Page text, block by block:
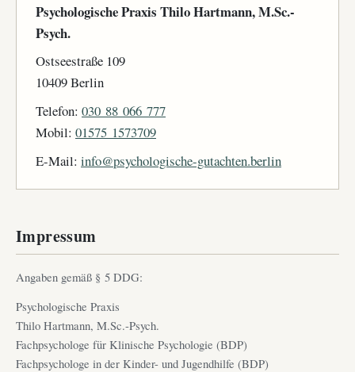
Psychologische Praxis Thilo Hartmann, M.Sc.-
Psych.
Ostseestraße 109
10409 Berlin
Telefon: 030 88 066 777
Mobil: 01575 1573709
E-Mail: info@psychologische-gutachten.berlin
Impressum
Angaben gemäß § 5 DDG:
Psychologische Praxis
Thilo Hartmann, M.Sc.-Psych.
Fachpsychologe für Klinische Psychologie (BDP)
Fachpsychologe in der Kinder- und Jugendhilfe (BDP)